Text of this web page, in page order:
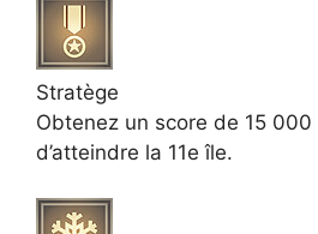
Stratège
Obtenez un score de 15
d’atteindre la 11e île.